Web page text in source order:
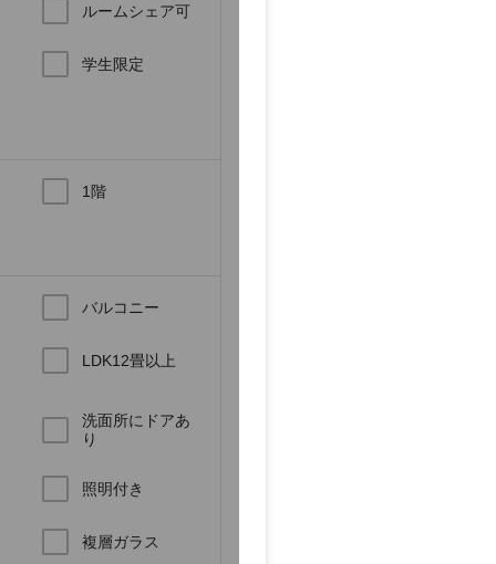
ルームシェア可
学生限定
1階
バルコニー
LDK12畳以上
洗面所にドアあ
り
照明付き
複層ガラス